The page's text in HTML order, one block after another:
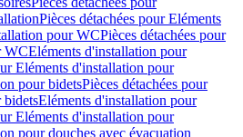
Pièces détachées pour Eléments
pour WCPièces détachées pour
WCEléments d'installation pour
Eléments d'installation pour
pour bidetsPièces détachées pour
bidetsEléments d'installation pour
Eléments d'installation pour
pour douches avec évacuation